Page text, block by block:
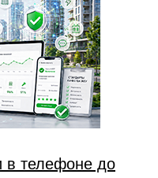
в телефоне до